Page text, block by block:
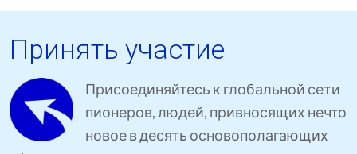
Принять участие
Присоединяйтесь к глобальной сети
пионеров, людей, привносящих нечто
новое в десять основополагающих